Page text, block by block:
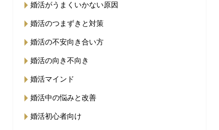
婚活がうまくいかない原因
婚活のつまずきと対策
婚活の不安向き合い方
婚活の向き不向き
婚活マインド
婚活中の悩みと改善
婚活初心者向け